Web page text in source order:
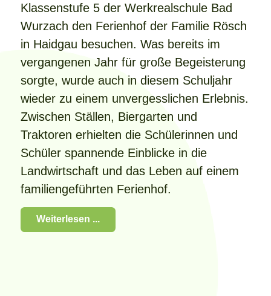
Klassenstufe 5 der Werkrealschule Bad
Wurzach den Ferienhof der Familie Rösch
in Haidgau besuchen. Was bereits im
vergangenen Jahr für große Begeisterung
sorgte, wurde auch in diesem Schuljahr
wieder zu einem unvergesslichen Erlebnis.
Zwischen Ställen, Biergarten und
Traktoren erhielten die Schülerinnen und
Schüler spannende Einblicke in die
Landwirtschaft und das Leben auf einem
familiengeführten Ferienhof.
Weiterlesen ...